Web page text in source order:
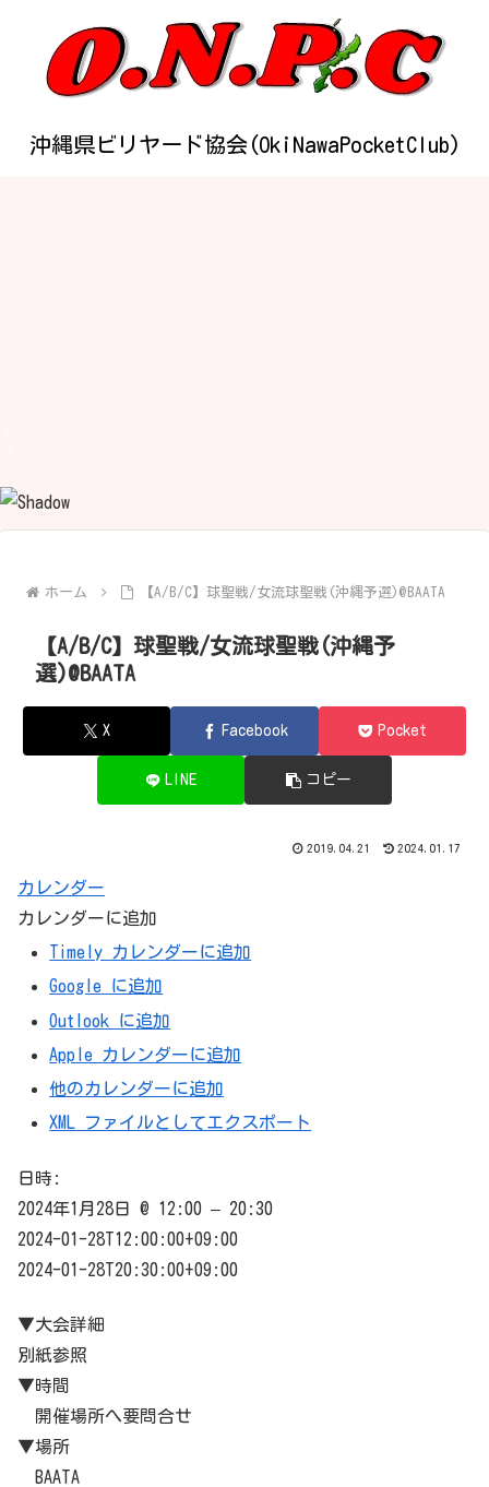
沖縄県ビリヤード協会(OkiNawaPocketClub)
ホーム 【A/B/C】球聖戦/女流球聖戦(沖縄予選)@BAATA
【A/B/C】球聖戦/女流球聖戦(沖縄予
選)@BAATA
X Facebook Pocket
LINE コピー
2019.04.21 2024.01.17
カレンダー
カレンダーに追加
Timely カレンダーに追加
Google に追加
Outlook に追加
Apple カレンダーに追加
他のカレンダーに追加
XML ファイルとしてエクスポート
日時:
2024年1月28日 @ 12:00 – 20:30
2024-01-28T12:00:00+09:00
2024-01-28T20:30:00+09:00
▼大会詳細
別紙参照
▼時間
開催場所へ要問合せ
▼場所
BAATA